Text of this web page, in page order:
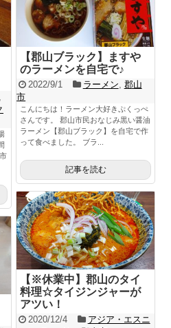
【郡山ブラック】ますや
のラーメンを自宅で♪
2022/9/1 ラーメン 郡山
市
こんにちは！ラーメン大好きぷくっぺ
さんです。 郡山市民おなじみ黒い醤油
ラーメン【郡山ブラック】を自宅で作
って食べました。 ブラ...
記事を読む
【※休業中】郡山のタイ
料理☆タイジンジャーが
アツい！
2020/12/4
アジア・エスニ